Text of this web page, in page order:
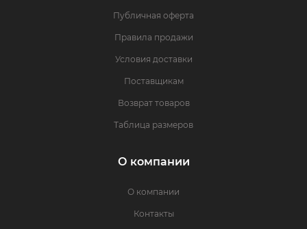
Публичная оферта
Правила продажи
Условия доставки
Поставщикам
Возврат товаров
Таблица размеров
О компании
О компании
Контакты